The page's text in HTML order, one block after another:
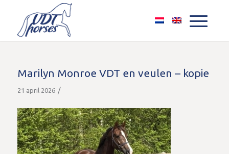
Marilyn Monroe VDT en veulen – kopie
21 april 2026 /